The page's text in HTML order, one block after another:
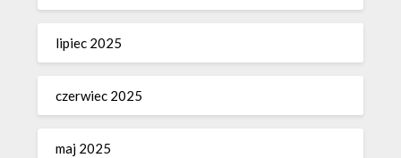
lipiec 2025
czerwiec 2025
maj 2025